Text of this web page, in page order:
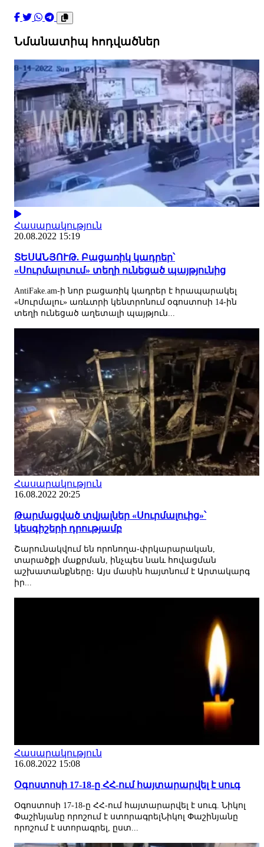
Նմանատիպ հոդվածներ
Հասարակություն
20.08.2022 15:19
ՏԵՍԱՆՅՈՒԹ. Բացառիկ կադրեր՝
«Սուրմալուում» տեղի ունեցած պայթյունից
AntiFake.am-ի նոր բացառիկ կադրեր է հրապարակել
«Սուրմալու» առևտրի կենտրոնում օգոստոսի 14-ին
տեղի ունեցած աղետալի պայթյուն...
Հասարակություն
16.08.2022 20:25
Թարմացված տվյալներ «Սուրմալուից»՝
կեսգիշերի դրությամբ
Շարունակվում են որոնողա-փրկարարական,
տարածքի մաքրման, ինչպես նաև հովացման
աշխատանքները։ Այս մասին հայտնում է Արտակարգ
իր...
Հասարակություն
16.08.2022 15:08
Օգոստոսի 17-18-ը ՀՀ-ում հայտարարվել է սուգ
Օգոստոսի 17-18-ը ՀՀ-ում հայտարարվել է սուգ. Նիկոլ
Փաշինյանը որոշում է ստորագրելՆիկոլ Փաշինյանը
որոշում է ստորագրել, ըստ...